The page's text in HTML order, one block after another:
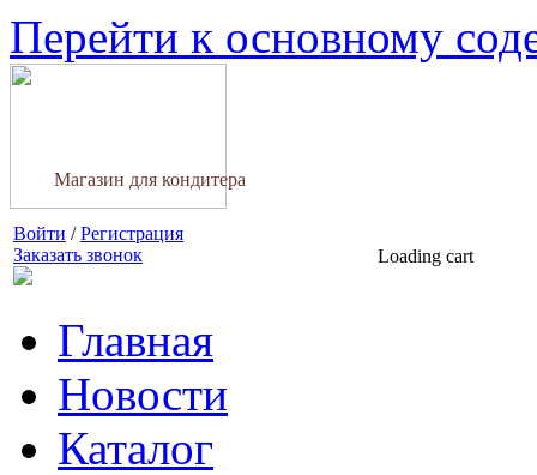
Перейти к основному
Магазин для кондитера
Войти /Регистрация
Заказать звонок
Loading cart
Главная
Новости
Каталог